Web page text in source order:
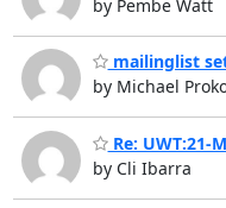
by Pembe Watt
mailinglist
by Michael
Re: UWT:21-
by Cli Ibarra